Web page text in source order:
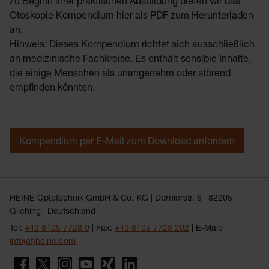
zu Beginn ihrer praktischen Ausbildung bieten wir das
Otoskopie Kompendium hier als PDF zum Herunterladen
an.
Hinweis: Dieses Kompendium richtet sich ausschließlich
an medizinische Fachkreise. Es enthält sensible Inhalte,
die einige Menschen als unangenehm oder störend
empfinden könnten.
Kompendium per E-Mail zum Download anfordern
HEINE Optotechnik GmbH & Co. KG | Dornierstr. 6 | 82205
Gilching | Deutschland
Tel: +49 8105 7728 0 | Fax: +49 8105 7728 202 | E-Mail:
info(at)heine.com